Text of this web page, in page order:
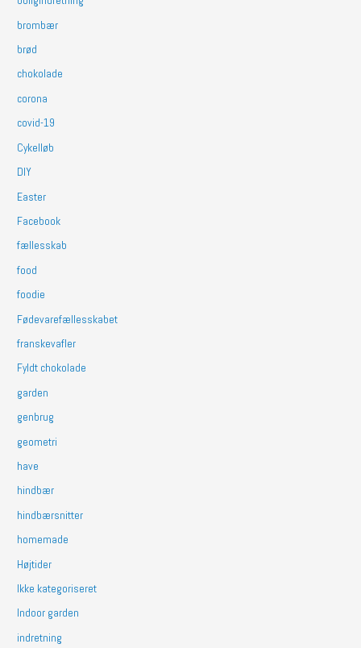
brombær
brød
chokolade
corona
covid-19
Cykelløb
DIY
Easter
Facebook
fællesskab
food
foodie
Fødevarefællesskabet
franskevafler
Fyldt chokolade
garden
genbrug
geometri
have
hindbær
hindbærsnitter
homemade
Højtider
Ikke kategoriseret
Indoor garden
indretning